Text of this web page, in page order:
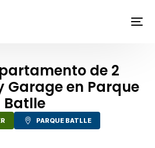
de 2
Garage en Parque
Batlle
PARQUE BATLLE